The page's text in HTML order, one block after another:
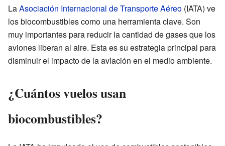
LaAsociación Internacional de Transporte Aéreo (IATA) ve
los biocombustibles como una herramienta clave. Son
muy importantes para reducir la cantidad de gases que los
aviones liberan al aire. Esta es su estrategia principal para
disminuir el impacto de la aviación en el medio ambiente.
¿Cuántos vuelos usan
biocombustibles?